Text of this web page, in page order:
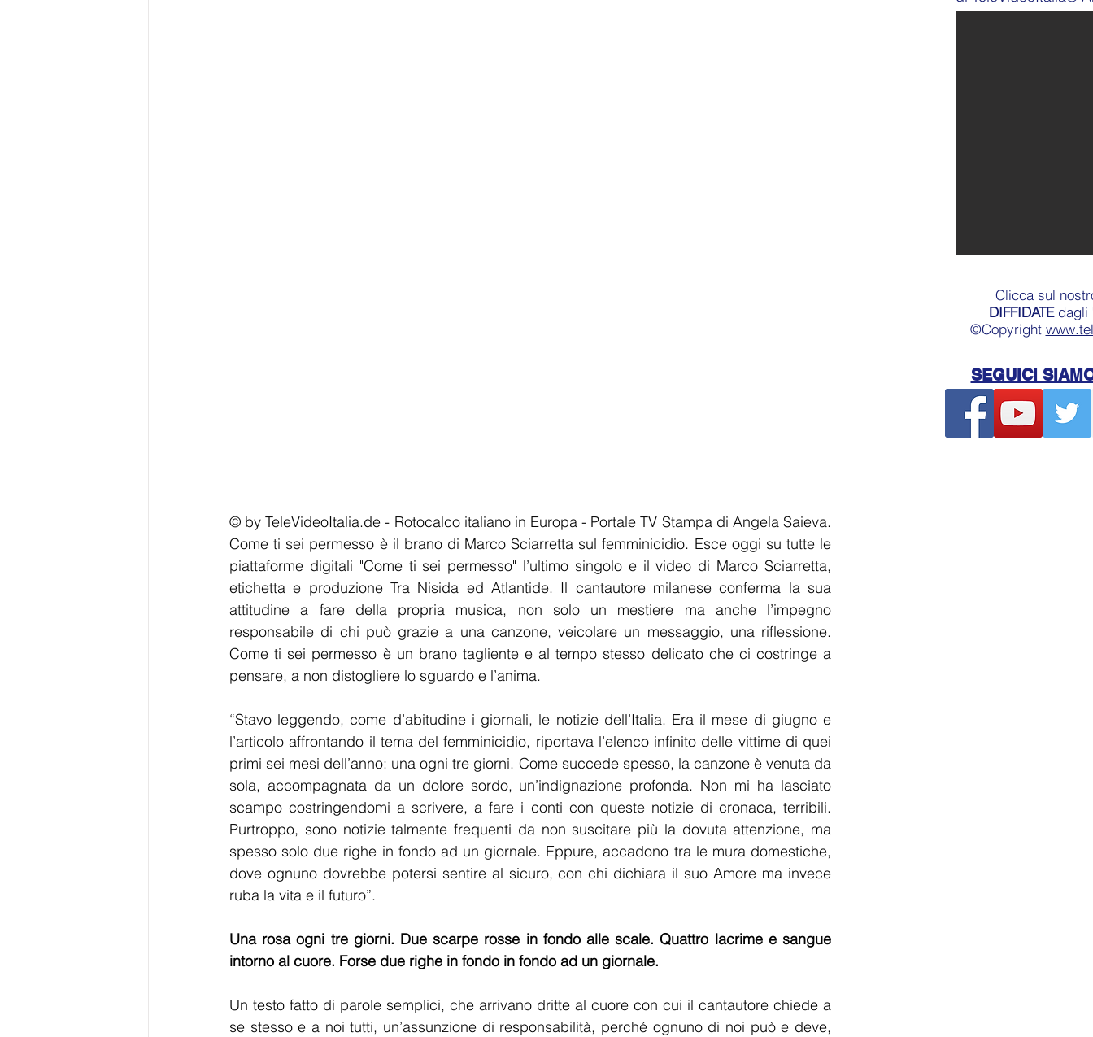
© by TeleVideoItalia.de - Rotocalco italiano in Europa - Portale TV Stampa di Angela Saieva.
Come ti sei permesso è il brano di Marco Sciarretta sul femminicidio. Esce oggi su tutte le
piattaforme digitali "Come ti sei permesso" l’ultimo singolo e il video di Marco Sciarretta,
etichetta e produzione Tra Nisida ed Atlantide. Il cantautore milanese conferma la sua
attitudine a fare della propria musica, non solo un mestiere ma anche l’impegno
responsabile di chi può grazie a una canzone, veicolare un messaggio, una riflessione.
Come ti sei permesso è un brano tagliente e al tempo stesso delicato che ci costringe a
pensare, a non distogliere lo sguardo e l’anima.
“Stavo leggendo, come d’abitudine i giornali, le notizie dell’Italia. Era il mese di giugno e
l’articolo affrontando il tema del femminicidio, riportava l’elenco infinito delle vittime di quei
primi sei mesi dell’anno: una ogni tre giorni. Come succede spesso, la canzone è venuta da
sola, accompagnata da un dolore sordo, un’indignazione profonda. Non mi ha lasciato
scampo costringendomi a scrivere, a fare i conti con queste notizie di cronaca, terribili.
Purtroppo, sono notizie talmente frequenti da non suscitare più la dovuta attenzione, ma
spesso solo due righe in fondo ad un giornale. Eppure, accadono tra le mura domestiche,
dove ognuno dovrebbe potersi sentire al sicuro, con chi dichiara il suo Amore ma invece
ruba la vita e il futuro”.
Una rosa ogni tre giorni. Due scarpe rosse in fondo alle scale. Quattro lacrime e sangue
intorno al cuore. Forse due righe in fondo in fondo ad un giornale.
Un testo fatto di parole semplici, che arrivano dritte al cuore con cui il cantautore chiede a
se stesso e a noi tutti, un’assunzione di responsabilità, perché ognuno di noi può e deve,
Clicca sul
DIFFIDATEdagli
©Copyright www.tel
SEGUICI